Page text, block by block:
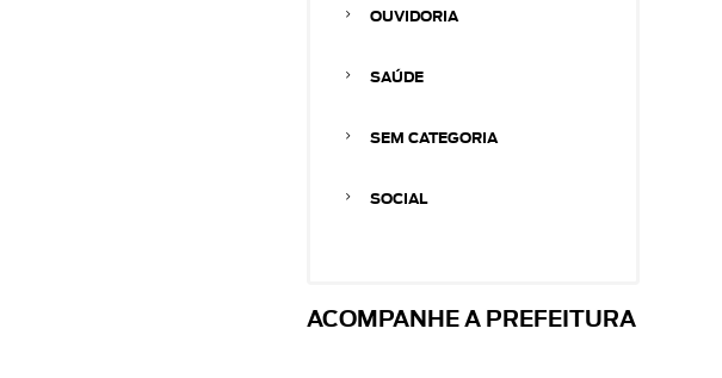
OUVIDORIA
SAÚDE
SEM CATEGORIA
SOCIAL
ACOMPANHE A PREFEITURA